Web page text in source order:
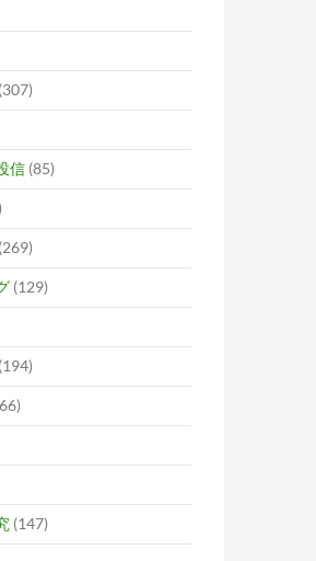
(307)
信 (85)
(269)
(129)
(194)
(147)